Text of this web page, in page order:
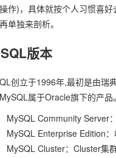
作)，具体就按个人习惯喜
单独来剖析。
版本
创立于1996年,最初是由瑞
属于Oracle旗下的产
MySQL Community Server
MySQL Enterprise Edition
MySQL Cluster：Cluster集